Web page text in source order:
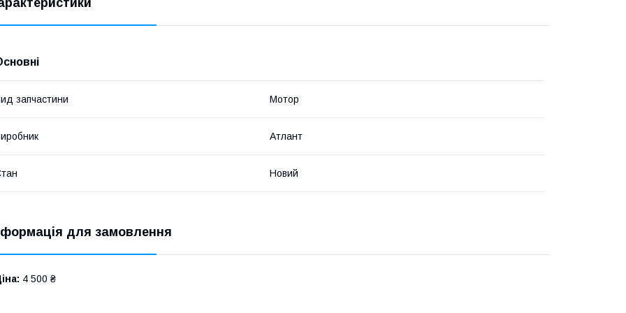
запчастини Мотор
Атлант
Новий
для замовлення
4 500 ₴